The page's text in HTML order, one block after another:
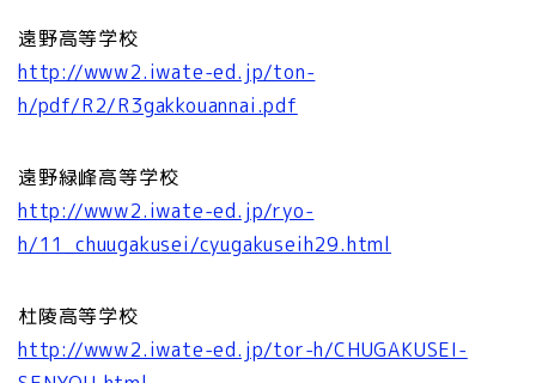
遠野高等学校
http://www2.iwate-ed.jp/ton-
h/pdf/R2/R3gakkouannai.pdf
遠野緑峰高等学校
http://www2.iwate-ed.jp/ryo-
h/11_chuugakusei/cyugakuseih29.html
杜陵高等学校
http://www2.iwate-ed.jp/tor-h/CHUGAKUSEI-